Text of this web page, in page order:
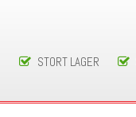
STORT LAGER